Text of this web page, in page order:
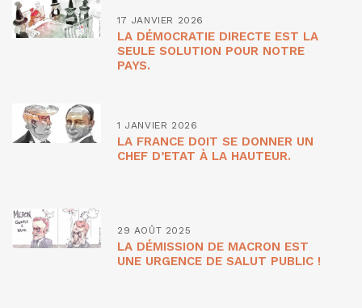
17 JANVIER 2026
LA DÉMOCRATIE DIRECTE EST LA
SEULE SOLUTION POUR NOTRE
PAYS.
1 JANVIER 2026
LA FRANCE DOIT SE DONNER UN
CHEF D’ETAT À LA HAUTEUR.
29 AOÛT 2025
LA DÉMISSION DE MACRON EST
UNE URGENCE DE SALUT PUBLIC !